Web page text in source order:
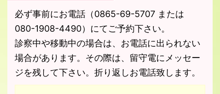
必ず事前にお電話（0865-69-5707 または
080-1908-4490）にてご予約下さい。
診察中や移動中の場合は、お電話に出られない
場合があります。その際は、留守電にメッセー
ジを残して下さい。折り返しお電話致します。